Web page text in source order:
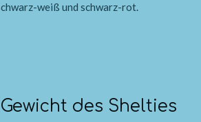
weiß und schwarz-rot.
des Shelties